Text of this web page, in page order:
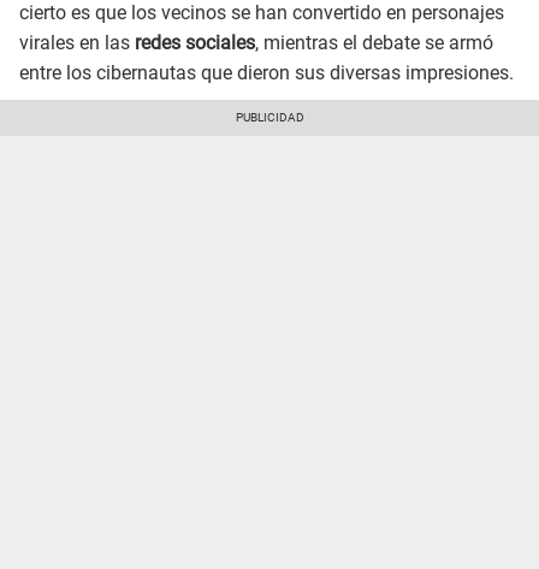
cierto es que los vecinos se han convertido en personajes
virales en las redes sociales, mientras el debate se armó
entre los cibernautas que dieron sus diversas impresiones.